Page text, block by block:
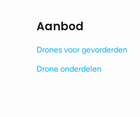
Aanbod
Drones voor gevorderden
Drone onderdelen